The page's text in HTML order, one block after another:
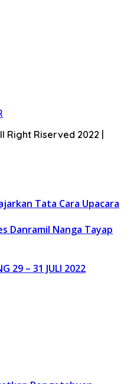
Right Riserved 2022 |
Tata Cara Upacara
Danramil Nanga Tayap
29 – 31 JULI 2022